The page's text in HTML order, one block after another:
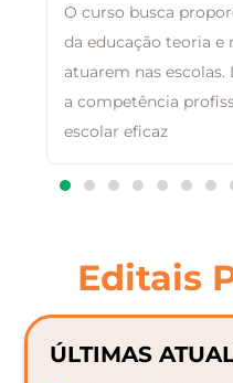
O curso busca
da educação teoria e
atuarem nas
a competência
escolar eficaz
Editais
ÚLTIMAS